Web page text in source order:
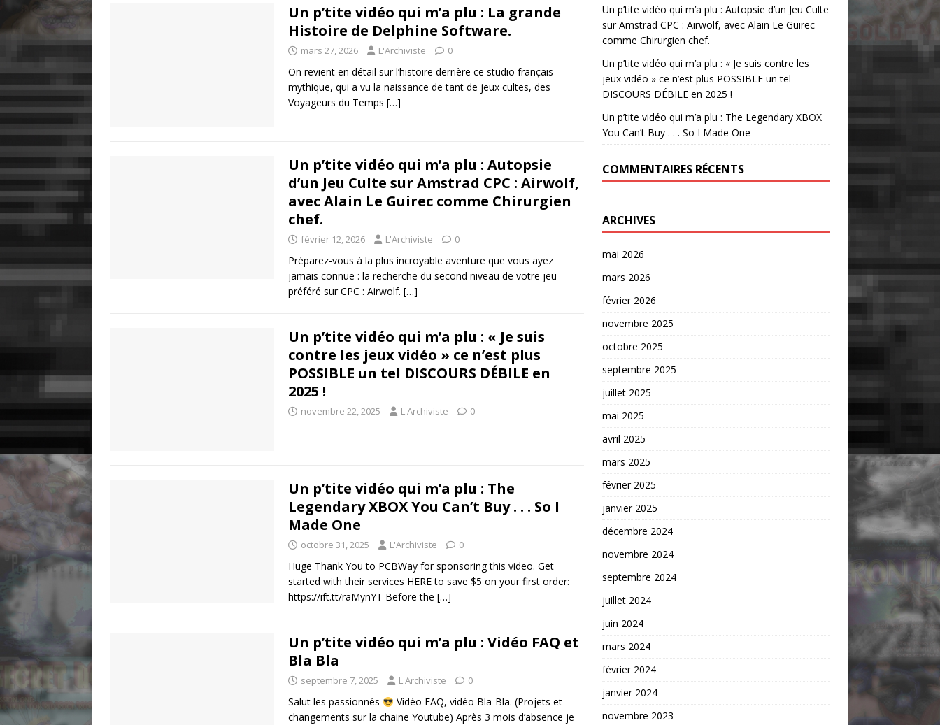
Un p’tite vidéo qui m’a plu : La grande
Histoire de Delphine Software.
mars 27, 2026 L'Archiviste 0
On revient en détail sur l’histoire derrière ce studio français
mythique, qui a vu la naissance de tant de jeux cultes, des
Voyageurs du Temps […]
Un p’tite vidéo qui m’a plu : Autopsie
d’un Jeu Culte sur Amstrad CPC : Airwolf,
avec Alain Le Guirec comme Chirurgien
chef.
février 12, 2026 L'Archiviste 0
Préparez-vous à la plus incroyable aventure que vous ayez
jamais connue : la recherche du second niveau de votre jeu
préféré sur CPC : Airwolf. […]
Un p’tite vidéo qui m’a plu : « Je suis
contre les jeux vidéo » ce n’est plus
POSSIBLE un tel DISCOURS DÉBILE en
2025 !
novembre 22, 2025 L'Archiviste 0
Un p’tite vidéo qui m’a plu : The
Legendary XBOX You Can’t Buy . . . So I
Made One
octobre 31, 2025 L'Archiviste 0
Huge Thank You to PCBWay for sponsoring this video. Get
started with their services HERE to save $5 on your first order:
https://ift.tt/raMynYT Before the […]
Un p’tite vidéo qui m’a plu : Vidéo FAQ et
Bla Bla
septembre 7, 2025 L'Archiviste 0
Salut les passionnés
Vidéo FAQ, vidéo Bla-Bla. (Projets et
changements sur la chaine Youtube) Après 3 mois d’absence je
Un p’tite vidéo qui m’a plu : Autopsie d’un Jeu Culte
sur Amstrad CPC : Airwolf, avec Alain Le Guirec
comme Chirurgien chef.
Un p’tite vidéo qui m’a plu : « Je suis contre les
jeux vidéo » ce n’est plus POSSIBLE un tel
DISCOURS DÉBILE en 2025 !
Un p’tite vidéo qui m’a plu : The Legendary XBOX
You Can’t Buy . . . So I Made One
COMMENTAIRES RÉCENTS
ARCHIVES
mai 2026
mars 2026
février 2026
novembre 2025
octobre 2025
septembre 2025
juillet 2025
mai 2025
avril 2025
mars 2025
février 2025
janvier 2025
décembre 2024
novembre 2024
septembre 2024
juillet 2024
juin 2024
mars 2024
février 2024
janvier 2024
novembre 2023